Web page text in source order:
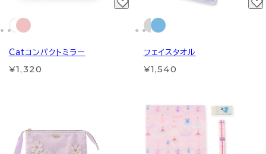
Catコンパクトミラー
¥1,320
フェイスタオル
¥1,540